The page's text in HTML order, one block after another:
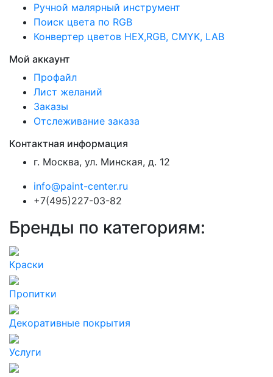
Ручной малярный инструмент
Поиск цвета по RGB
Конвертер цветов HEX,RGB, CMYK, LAB
Мой аккаунт
Профайл
Лист желаний
Заказы
Отслеживание заказа
Контактная информация
г. Москва, ул. Минская, д. 12
info@paint-center.ru
+7(495)227-03-82
Бренды по категориям:
Краски
Пропитки
Декоративные покрытия
Услуги